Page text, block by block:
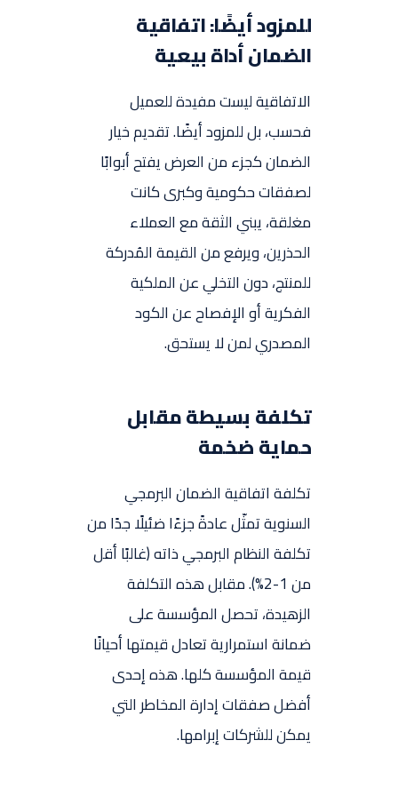
للمزود أيضًا: اتفاقية
الضمان أداة بيعية
الاتفاقية ليست مفيدة للعميل
فحسب، بل للمزود أيضًا. تقديم خيار
الضمان كجزء من العرض يفتح أبوابًا
لصفقات حكومية وكبرى كانت
مغلقة، يبني الثقة مع العملاء
الحذرين، ويرفع من القيمة المُدركة
للمنتج، دون التخلي عن الملكية
الفكرية أو الإفصاح عن الكود
المصدري لمن لا يستحق.
تكلفة بسيطة مقابل
حماية ضخمة
تكلفة اتفاقية الضمان البرمجي
السنوية تمثّل عادةً جزءًا ضئيلًا جدًا من
تكلفة النظام البرمجي ذاته (غالبًا أقل
من 1-2%). مقابل هذه التكلفة
الزهيدة، تحصل المؤسسة على
ضمانة استمرارية تعادل قيمتها أحيانًا
قيمة المؤسسة كلها. هذه إحدى
أفضل صفقات إدارة المخاطر التي
يمكن للشركات إبرامها.